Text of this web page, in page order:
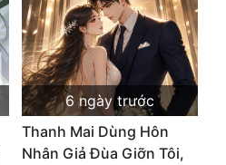
6 ngày trước
Thanh Mai Dùng Hôn
Nhân Giả Đùa Giỡn Tôi,